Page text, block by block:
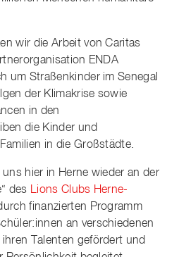
wir die Arbeit von Caritas
ENDA
um Straßenkinder im Senegal
der Klimakrise sowie
in den
die Kinder und
in die Großstädte.
hier in Herne wieder an der
des Lions Clubs Herne-
finanzierten Programm
an verschiedenen
Talenten gefördert und